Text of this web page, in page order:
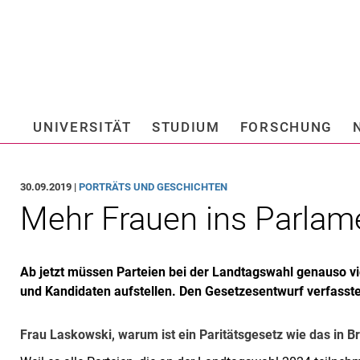
Springe direkt zu:
UNIVERSITÄT STUDIUM FORSCHUNG
30.09.2019 |PORTRÄTS UND GESCHICHTEN
Mehr Frauen ins
Ab jetzt müssen Parteien bei der Landtagswahl genauso
und Kandidaten aufstellen. Den Gesetzesentwurf
Frau Laskowski, warum ist ein Paritätsgesetz wie das in